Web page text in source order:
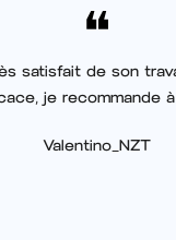
satisfait de son
je recommande à
Valentino_NZT